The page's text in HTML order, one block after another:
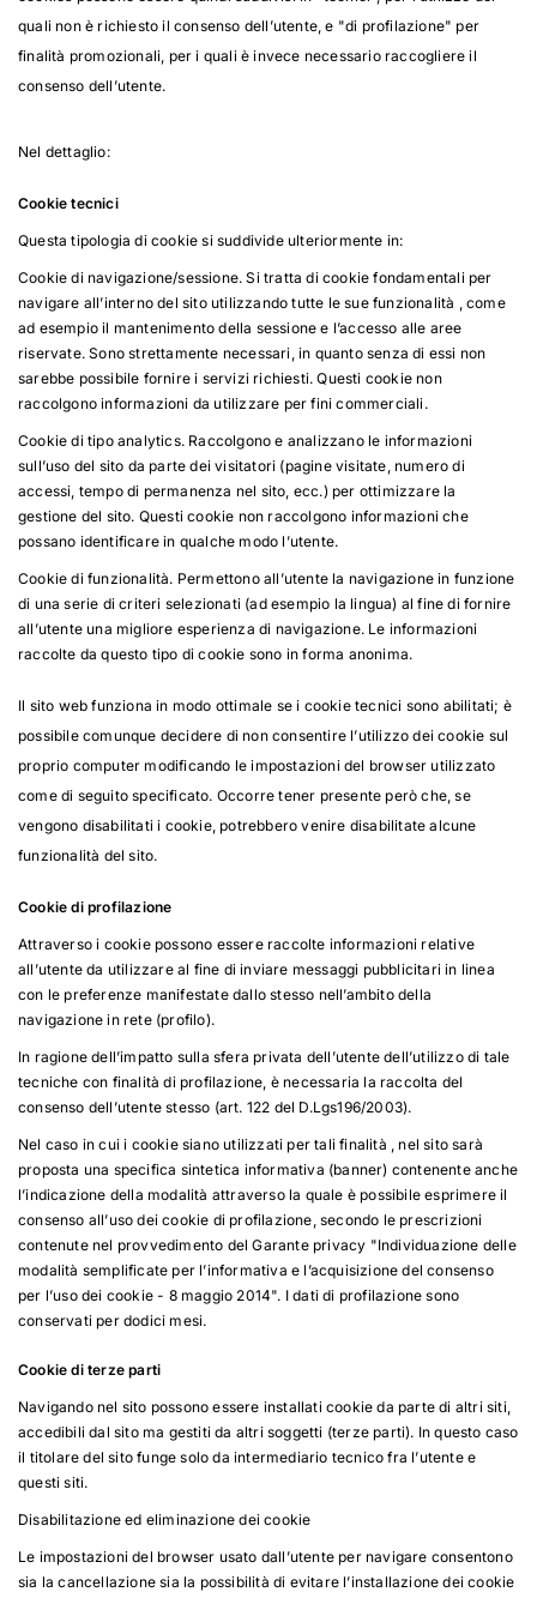
quali non è richiesto il consenso dell’utente, e "di profilazione" per
finalità promozionali, per i quali è invece necessario raccogliere il
consenso dell’utente.
Nel dettaglio:
Cookie tecnici
Questa tipologia di cookie si suddivide ulteriormente in:
Cookie di navigazione/sessione. Si tratta di cookie fondamentali per
navigare all’interno del sito utilizzando tutte le sue funzionalità , come
ad esempio il mantenimento della sessione e l’accesso alle aree
riservate. Sono strettamente necessari, in quanto senza di essi non
sarebbe possibile fornire i servizi richiesti. Questi cookie non
raccolgono informazioni da utilizzare per fini commerciali.
Cookie di tipo analytics. Raccolgono e analizzano le informazioni
sull’uso del sito da parte dei visitatori (pagine visitate, numero di
accessi, tempo di permanenza nel sito, ecc.) per ottimizzare la
gestione del sito. Questi cookie non raccolgono informazioni che
possano identificare in qualche modo l’utente.
Cookie di funzionalità. Permettono all’utente la navigazione in funzione
di una serie di criteri selezionati (ad esempio la lingua) al fine di fornire
all’utente una migliore esperienza di navigazione. Le informazioni
raccolte da questo tipo di cookie sono in forma anonima.
Il sito web funziona in modo ottimale se i cookie tecnici sono abilitati; è
possibile comunque decidere di non consentire l’utilizzo dei cookie sul
proprio computer modificando le impostazioni del browser utilizzato
come di seguito specificato. Occorre tener presente però che, se
vengono disabilitati i cookie, potrebbero venire disabilitate alcune
funzionalità del sito.
Cookie di profilazione
Attraverso i cookie possono essere raccolte informazioni relative
all’utente da utilizzare al fine di inviare messaggi pubblicitari in linea
con le preferenze manifestate dallo stesso nell’ambito della
navigazione in rete (profilo).
In ragione dell’impatto sulla sfera privata dell’utente dell’utilizzo di tale
tecniche con finalità di profilazione, è necessaria la raccolta del
consenso dell’utente stesso (art. 122 del D.Lgs196/2003).
Nel caso in cui i cookie siano utilizzati per tali finalità , nel sito sarà
proposta una specifica sintetica informativa (banner) contenente anche
l’indicazione della modalità attraverso la quale è possibile esprimere il
consenso all’uso dei cookie di profilazione, secondo le prescrizioni
contenute nel provvedimento del Garante privacy "Individuazione delle
modalità semplificate per l’informativa e l’acquisizione del consenso
per l’uso dei cookie - 8 maggio 2014". I dati di profilazione sono
conservati per dodici mesi.
Cookie di terze parti
Navigando nel sito possono essere installati cookie da parte di altri siti,
accedibili dal sito ma gestiti da altri soggetti (terze parti). In questo caso
il titolare del sito funge solo da intermediario tecnico fra l’utente e
questi siti.
Disabilitazione ed eliminazione dei cookie
Le impostazioni del browser usato dall’utente per navigare consentono
sia la cancellazione sia la possibilità di evitare l’installazione dei cookie